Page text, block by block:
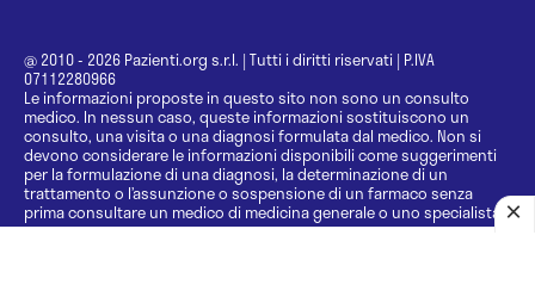
@ 2010 - 2026 Pazienti.org s.r.l. | Tutti i diritti riservati | P.IVA
07112280966
Le informazioni proposte in questo sito non sono un consulto
medico. In nessun caso, queste informazioni sostituiscono un
consulto, una visita o una diagnosi formulata dal medico. Non si
devono considerare le informazioni disponibili come suggerimenti
per la formulazione di una diagnosi, la determinazione di un
trattamento o l’assunzione o sospensione di un farmaco senza
prima consultare un medico di medicina generale o uno specialista.